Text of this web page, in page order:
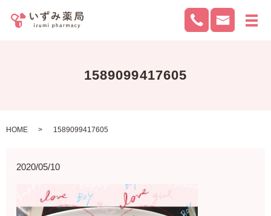
メ
1589099417605
HOME 1589099417605
2020/05/10